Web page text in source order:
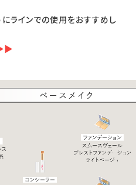
ラインでの使用をおすすめし